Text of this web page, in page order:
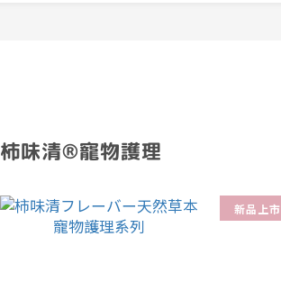
柿味清®️寵物護理
新品上市